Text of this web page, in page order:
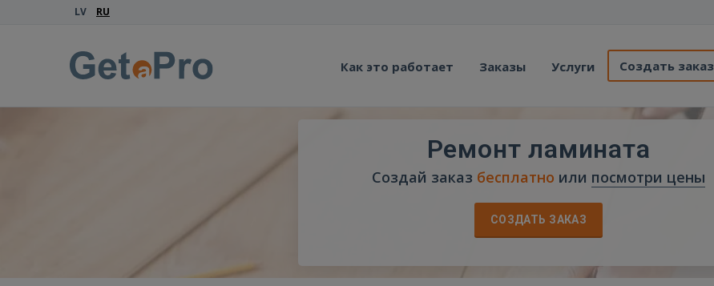
LV RU
Как это работает Заказы Услуги Создать заказ
Ремонт ламината
Создай заказ бесплатно или посмотри цены
СОЗДАТЬ ЗАКАЗ